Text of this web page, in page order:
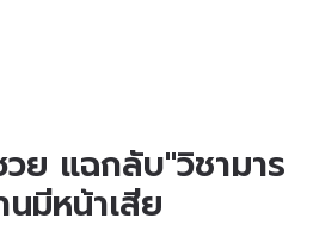
ย แฉกลับ"วิชามาร
นมีหน้าเสีย